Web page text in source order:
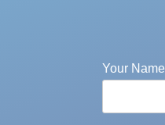
Your Name